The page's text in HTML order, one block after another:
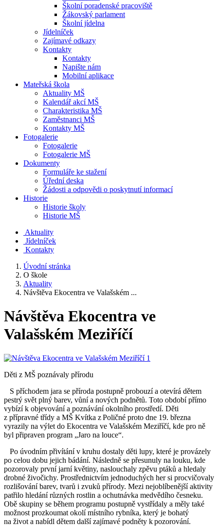
Školní poradenské pracoviště
Žákovský parlament
Školní jídelna
Jídelníček
Zajímavé odkazy
Kontakty
Kontakty
Napište nám
Mobilní aplikace
Mateřská škola
Aktuality MŠ
Kalendář akcí MŠ
Charakteristika MŠ
Zaměstnanci MŠ
Kontakty MŠ
Fotogalerie
Fotogalerie
Fotogalerie MŠ
Dokumenty
Formuláře ke stažení
Úřední deska
Žádosti a odpovědi o poskytnutí informací
Historie
Historie školy
Historie MŠ
Aktuality
Jídelníček
Kontakty
Úvodní stránka
O škole
Aktuality
Návštěva Ekocentra ve Valašském ...
Návštěva Ekocentra ve
Valašském Meziříčí
Děti z MŠ poznávaly přírodu
S příchodem jara se příroda postupně probouzí a otevírá dětem
pestrý svět plný barev, vůní a nových podnětů. Toto období přímo
vybízí k objevování a poznávání okolního prostředí. Děti
z přípravné třídy a MŠ Kvítka z Poličné proto dne 19. března
vyrazily na výlet do Ekocentra ve Valašském Meziříčí, kde pro ně
byl připraven program „Jaro na louce“.
Po úvodním přivítání v kruhu dostaly děti lupy, které je provázely
po celou dobu jejich bádání. Následně se přesunuly na louku, kde
pozorovaly první jarní květiny, naslouchaly zpěvu ptáků a hledaly
drobné živočichy. Prostřednictvím jednoduchých her si procvičovaly
rozlišování barev, tvarů i zvuků přírody. Mezi nejoblíbenější aktivity
patřilo hledání různých rostlin a ochutnávka medvědího česneku.
Obě skupiny se během programu postupně vystřídaly a měly také
možnost prozkoumat okolí místního rybníka, který je bohatý
na život a nabídl dětem další zajímavé podněty k pozorování.